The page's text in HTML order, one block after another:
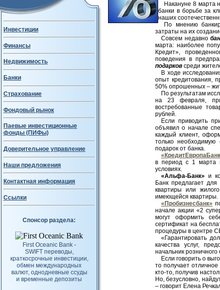
Инвестиции
Финансы
Недвижимость
Банки
Страхование
Фондовый рынок
Паевые инвестиционные
фонды (ПИФы)
Доверительное управление
Наши предложения
Контактная информация
Ссылки
Спонсор раздела:
First Oceanic Bank -
SWIFT переводы,
краткосрочные инвестиции,
обмен международных
валют, однодневные ссуды
и временные депозиты
Накануне 8 марта
банки в борьбе за
наших
По мнению
затраты на их
Совсем недавно
марта: наиболее
Кредит»,
поведения в
подарков среди
В ходе
опыт кредитования,
50% опрошенных –
По результатам
на 23 февраля,
востребованные
рублей.
Если приводить
объявил о начале
каждый клиент,
только
подарок от банка.
в период с 1 марта
условиях.
«Альфа-Банк» и
Банк предлагает
квартиры или
имеющейся квартиры.
«Пробизнесбанк»
начале акции «2
могут оформить
сертификат на
процедуры в центре
«Гарантировать
качества услуг,
начальник
Если говорить о
то получает
кто-то, получив
Но, безусловно,
– говорит Елена